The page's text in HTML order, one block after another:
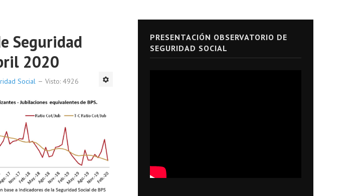
Seguridad
2020
Social Visto: 4926
PRESENTACIÓN OBSERVATORIO DE
SEGURIDAD SOCIAL